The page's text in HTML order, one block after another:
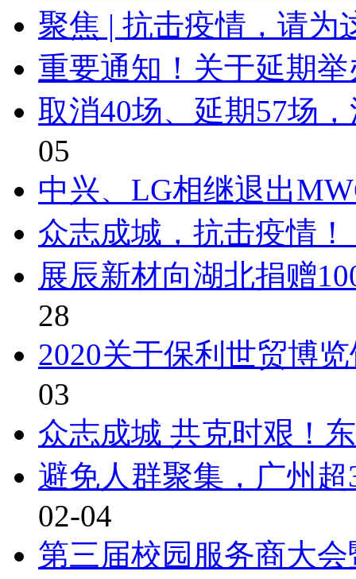
聚焦 | 抗击疫情，请为
重要通知！关于延期
取消40场、延期57场
05
中兴、LG相继退出
众志成城，抗击疫情
展辰新材向湖北捐赠
28
2020关于保利世贸博
03
众志成城 共克时艰！
避免人群聚集，广州
02-04
第三届校园服务商大